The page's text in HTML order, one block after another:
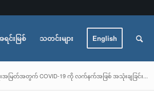
င်းမြစ် သတင်းများ English
အမြတ်အတွက် COVID-19 ကို လက်နက်အဖြစ် အသုံးချခြင်း...